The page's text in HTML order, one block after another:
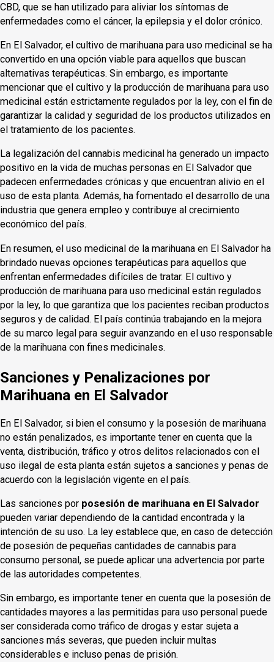
CBD, que se han utilizado para aliviar los síntomas de
enfermedades como el cáncer, la epilepsia y el dolor crónico.
En El Salvador, el cultivo de marihuana para uso medicinal se ha
convertido en una opción viable para aquellos que buscan
alternativas terapéuticas. Sin embargo, es importante
mencionar que el cultivo y la producción de marihuana para uso
medicinal están estrictamente regulados por la ley, con el fin de
garantizar la calidad y seguridad de los productos utilizados en
el tratamiento de los pacientes.
La legalización del cannabis medicinal ha generado un impacto
positivo en la vida de muchas personas en El Salvador que
padecen enfermedades crónicas y que encuentran alivio en el
uso de esta planta. Además, ha fomentado el desarrollo de una
industria que genera empleo y contribuye al crecimiento
económico del país.
En resumen, el uso medicinal de la marihuana en El Salvador ha
brindado nuevas opciones terapéuticas para aquellos que
enfrentan enfermedades difíciles de tratar. El cultivo y
producción de marihuana para uso medicinal están regulados
por la ley, lo que garantiza que los pacientes reciban productos
seguros y de calidad. El país continúa trabajando en la mejora
de su marco legal para seguir avanzando en el uso responsable
de la marihuana con fines medicinales.
Sanciones y Penalizaciones por
Marihuana en El Salvador
En El Salvador, si bien el consumo y la posesión de marihuana
no están penalizados, es importante tener en cuenta que la
venta, distribución, tráfico y otros delitos relacionados con el
uso ilegal de esta planta están sujetos a sanciones y penas de
acuerdo con la legislación vigente en el país.
Las sanciones por posesión de marihuana en El Salvador
pueden variar dependiendo de la cantidad encontrada y la
intención de su uso. La ley establece que, en caso de detección
de posesión de pequeñas cantidades de cannabis para
consumo personal, se puede aplicar una advertencia por parte
de las autoridades competentes.
Sin embargo, es importante tener en cuenta que la posesión de
cantidades mayores a las permitidas para uso personal puede
ser considerada como tráfico de drogas y estar sujeta a
sanciones más severas, que pueden incluir multas
considerables e incluso penas de prisión.